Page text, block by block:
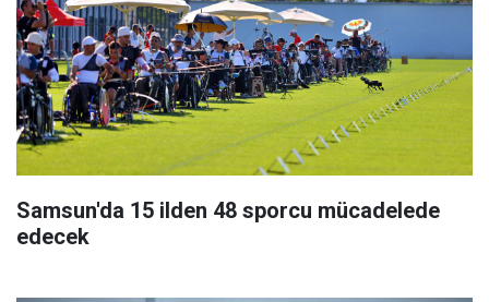
Samsun'da 15 ilden 48 sporcu mücadelede
edecek